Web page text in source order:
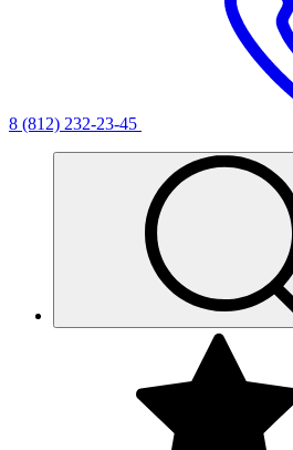
8 (812) 232-23-45